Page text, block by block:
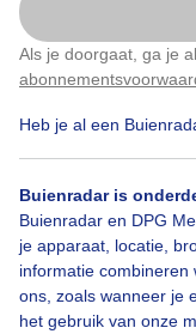
Als je doorgaat, ga je
Heb je al een
Buienradar is
Buienradar en DPG
je apparaat, locatie,
informatie combineren
ons, zoals wanneer je
het gebruik van onze
50tintengrijs
Klik